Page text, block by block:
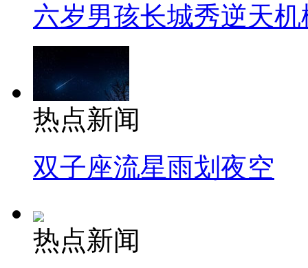
六岁男孩长城秀逆天机
热点新闻
双子座流星雨划夜空
热点新闻